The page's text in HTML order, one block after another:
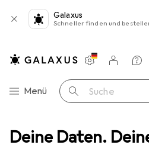
Deine Daten.
Galaxus
Schneller finden und
Navigation nach Kategorien
Menü Suche
Einstellungen
Kundenkonto
Vergleichslisten
Merklisten
Warenkorb
Zubehör Sanitärinstallation